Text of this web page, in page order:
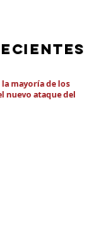
mayoría de los
nuevo ataque del